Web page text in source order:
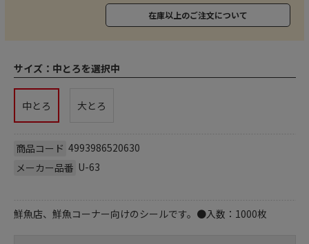
在庫以上のご注文について
サイズ： 中とろを選択中
中とろ 大とろ
商品コード 4993986520630
メーカー品番 U-63
鮮魚店、鮮魚コーナー向けのシールです。●入数：1000枚